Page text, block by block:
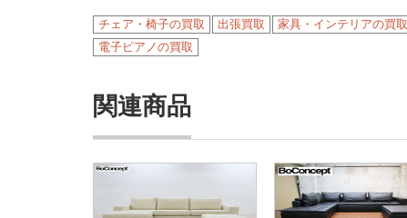
チェア・椅子の買取 出張買取 家具・インテリアの買取
電子ピアノの買取
関連商品